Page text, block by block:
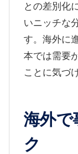
との差別化
いニッチな
す。海外に
本では需要
ことに気づ
海外で
ク